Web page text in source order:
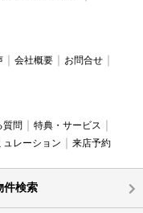
会社概要
お問合せ
質問
特典・サービス
ュレーション 来店予約
件検索